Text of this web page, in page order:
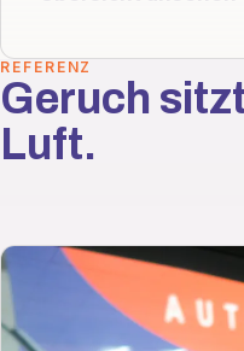
REFERENZ
Geruch
Luft.